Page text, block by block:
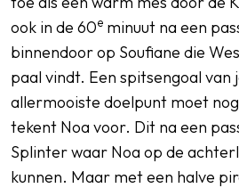
ook in de 60e minuut na een
binnendoor op Soufiane die
paal vindt. Een spitsengoal van
allermooiste doelpunt moet
tekent Noa voor. Dit na een
Splinter waar Noa op de
kunnen. Maar met een halve